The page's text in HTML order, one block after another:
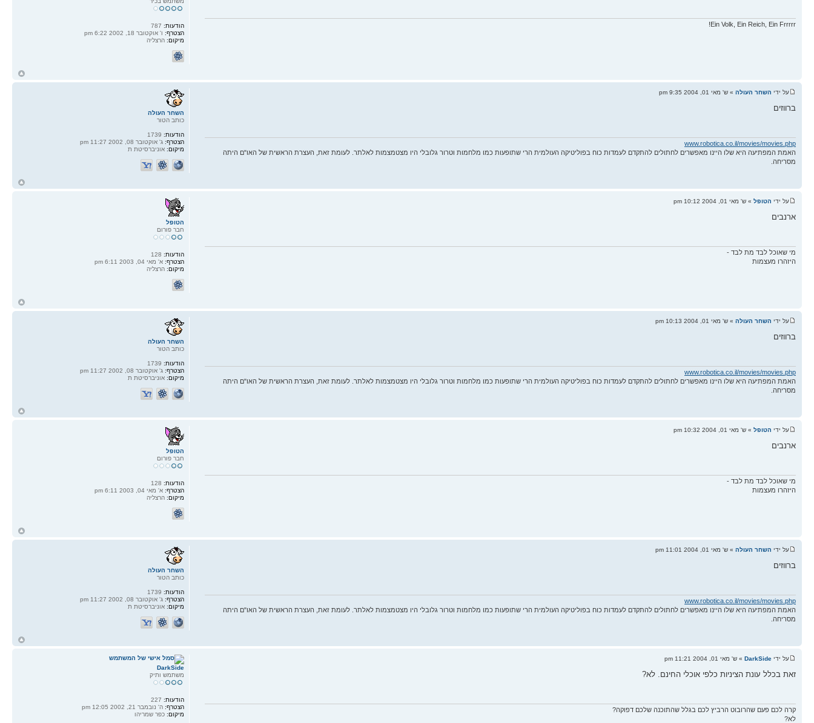
Ein Volk, Ein Reich, Ein Frrrrr! הודעות:787
הצטרף:ו' אוקטובר 18, 2002 6:22 pm
מיקום:הרצליה
על ידי השחר העולה » ש' מאי 01, 2004 9:35 pm
ברווזים
www.robotica.co.il/movies/movies.php
האמת המפתיעה היא שלו היינו מאפשרים לחתולים להתקדם לעמדות כוח בפוליטיקה העולמית הרי שתופעות כמו מלחמות וטרור גלובלי היו מצטמצמות לאלתר. לעומת זאת, העצרת הראשית של האו"ם היתה
מסריחה.
השחר העולה
כותב הטור
הודעות:
הצטרף: ג' אוקטובר 08, 2002 11:27 pm
מיקום: אוניברסיטת ת
על ידי הטופל » ש' מאי 01, 2004 10:12 pm
ארנבים
מי שאוכל לבד מת לבד -
היזהרו מעצמות
הטופל
חבר פורום
הודעות:128
הצטרף:א' מאי 04, 2003 6:11 pm
מיקום:הרצליה
על ידי השחר העולה » ש' מאי 01, 2004 10:13 pm
ברווזים
www.robotica.co.il/movies/movies.php
האמת המפתיעה היא שלו היינו מאפשרים לחתולים להתקדם לעמדות כוח בפוליטיקה העולמית הרי שתופעות כמו מלחמות וטרור גלובלי היו מצטמצמות לאלתר. לעומת זאת, העצרת הראשית של האו"ם היתה
מסריחה.
השחר העולה
כותב הטור
הודעות:
הצטרף: ג' אוקטובר 08, 2002 11:27 pm
מיקום: אוניברסיטת ת
על ידי הטופל » ש' מאי 01, 2004 10:32 pm
ארנבים
מי שאוכל לבד מת לבד -
היזהרו מעצמות
הטופל
חבר פורום
הודעות:128
הצטרף:א' מאי 04, 2003 6:11 pm
מיקום:הרצליה
על ידי השחר העולה » ש' מאי 01, 2004 11:01 pm
ברווזים
www.robotica.co.il/movies/movies.php
האמת המפתיעה היא שלו היינו מאפשרים לחתולים להתקדם לעמדות כוח בפוליטיקה העולמית הרי שתופעות כמו מלחמות וטרור גלובלי היו מצטמצמות לאלתר. לעומת זאת, העצרת הראשית של האו"ם היתה
מסריחה.
השחר העולה
כותב הטור
הודעות:
הצטרף: ג' אוקטובר 08, 2002 11:27 pm
מיקום: אוניברסיטת ת
על ידי DarkSide » ש' מאי 01, 2004 11:21 pm
זאת בכלל עונת הציניות כלפי אוכלי החינם. לא?
קרה לכם פעם שהרובוט הרביץ לכם בגלל שהתוכנה שלכם דפוקה?
לא?
DarkSide
משתמש ותיק
הודעות:227
הצטרף:ה' נובמבר 21, 2002 12:05 pm
מיקום:כפר שמריהו